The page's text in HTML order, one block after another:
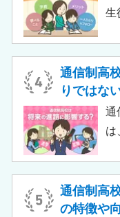
あ
格
す
生
め
取
習
る
で
校
通信制高
りではな
通
は
が
か
通信制高
の特徴や